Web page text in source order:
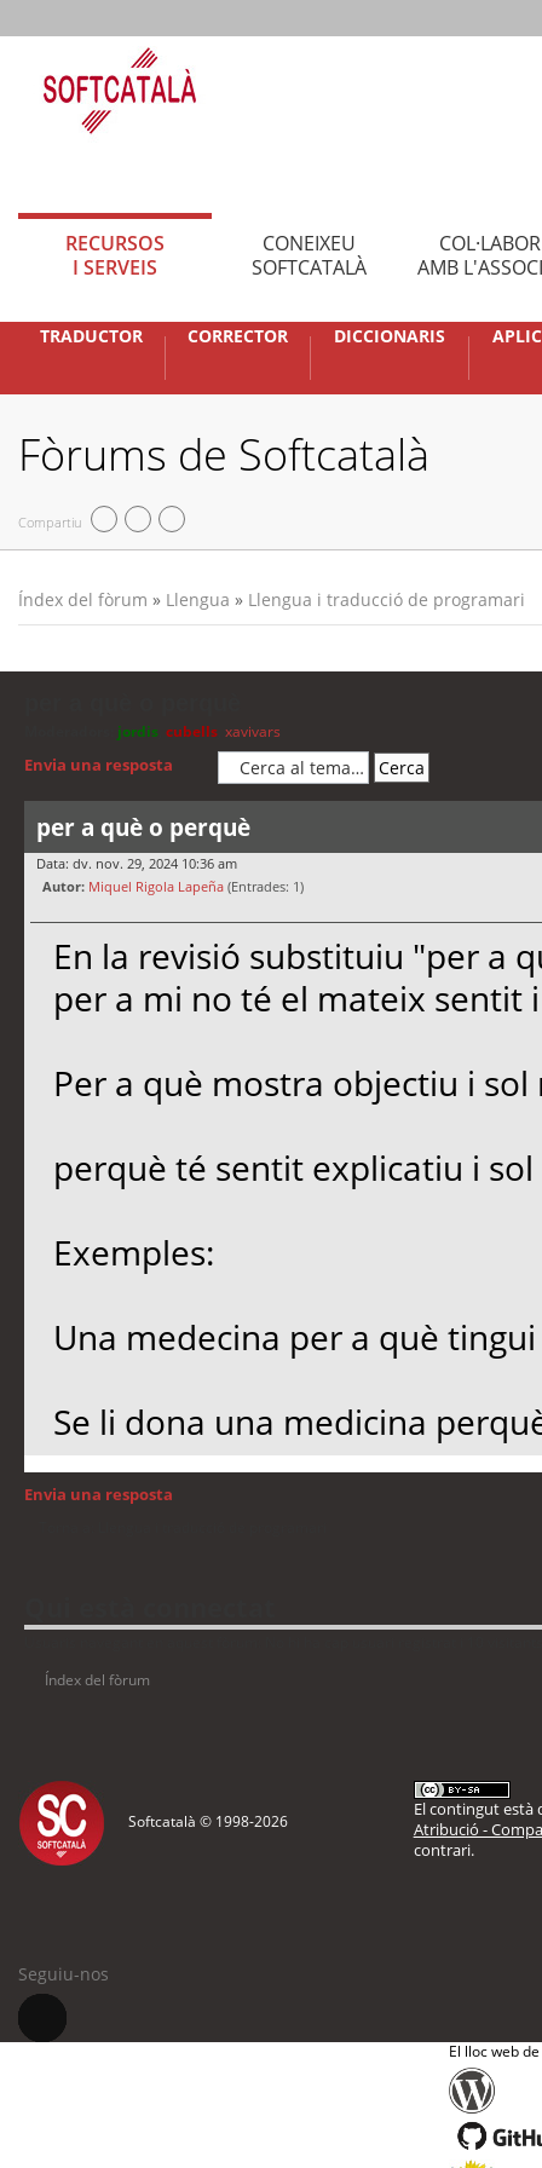
RECURSOS
I SERVEIS
CONEIXEU
SOFTCATALÀ
AMB
TRADUCTOR CORRECTOR DICCIONARIS
Fòrums de Softcatalà
Compartiu
Índex del fòrum » Llengua » Llengua i traducció de programari
jordis cubells xavivars
Envia una resposta
per a què o perquè
Data: dv. nov. 29, 2024 10:36 am
Autor: Miquel Rigola Lapeña (Entrades: 1)
En la revisió substituiu "per a
per a mi no té el mateix sentit
Per a què mostra objectiu i
perquè té sentit explicatiu i
Exemples:
Una medecina per a què
Se li dona una medicina
Envia una resposta
Índex del fòrum
Softcatalà © 1998-2026
El contingut està
Atribució -
contrari.
Seguiu-nos
El lloc web